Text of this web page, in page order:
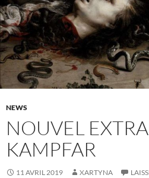
NEWS
NOUVEL
KAMPFAR
11 AVRIL 2019 XARTYNA